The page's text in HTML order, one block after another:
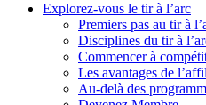
Explorez-vous le tir à l’arc
Premiers pas au tir à
Disciplines du tir à
Commencer à
Les avantages de
Au-delà des